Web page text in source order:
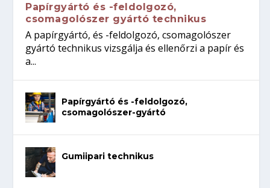
Papírgyártó és -feldolgozó,
csomagolószer gyártó technikus
A papírgyártó, és -feldolgozó, csomagolószer
gyártó technikus vizsgálja és ellenőrzi a papír és
a...
Papírgyártó és -feldolgozó,
csomagolószer-gyártó
Gumiipari technikus